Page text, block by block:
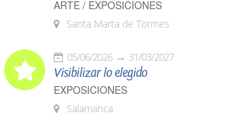
ARTE / EXPOSICIONES
Santa Marta de Tormes
05/06/2026 31/03/2027
Visibilizar lo elegido
EXPOSICIONES
Salamanca